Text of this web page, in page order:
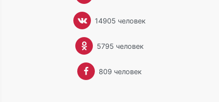
14905 человек
5795 человек
809 человек